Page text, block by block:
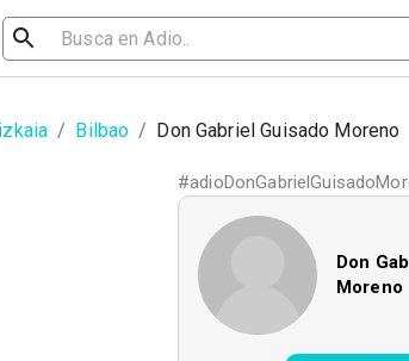
/ Bilbao / Don Gabriel Guisado Moreno
#
Don
Moreno